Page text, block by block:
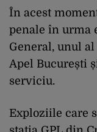
În acest
penale în urma
General, unul
Apel București
serviciu.
Exploziile care